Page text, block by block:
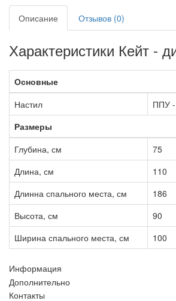
Описание Отзывов (0)
Характеристики Кейт -
Основные
Настил
ППУ -
Размеры
Глубина, см
75
Длина, см
110
Длинна спального места, см
186
Высота, см
90
Ширина спального места, см
100
Информация
Дополнительно
Контакты